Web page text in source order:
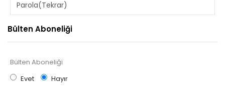
Bülten Aboneliği
Bülten Aboneliği
Evet
Hayır